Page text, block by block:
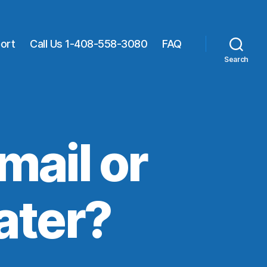
Call Us 1-408-558-3080 FAQ
Search
or